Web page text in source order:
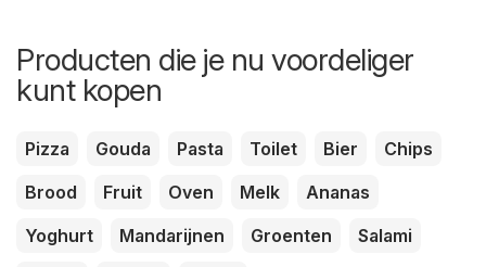
Producten die je nu voordeliger
kunt kopen
Pizza Gouda Pasta Toilet Bier
Chips
Brood
Fruit Oven Melk
Ananas
Yoghurt
Mandarijnen Groenten
Salami